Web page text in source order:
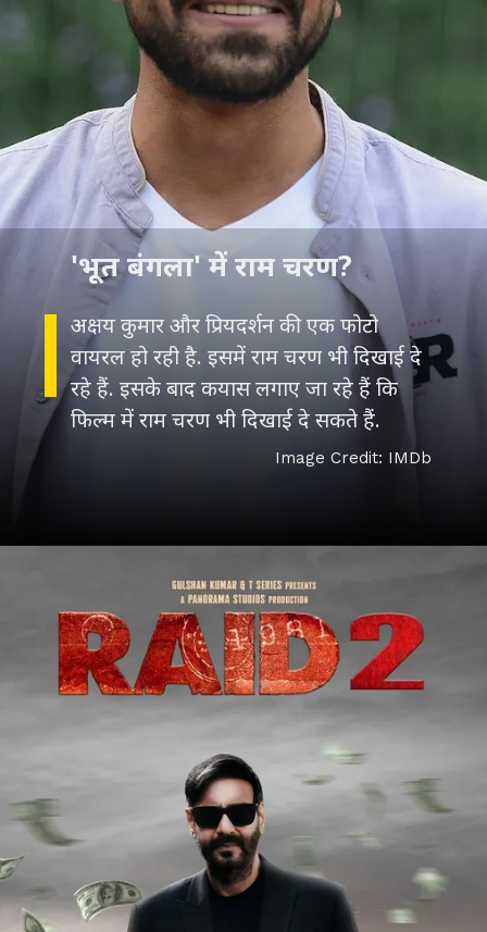
अक्षय कुमार और प्रियदर्शन की एक फोटो
वायरल हो रही है. इसमें राम चरण भी दिखाई दे
रहे हैं. इसके बाद कयास लगाए जा रहे हैं कि
Image Credit: IMDb